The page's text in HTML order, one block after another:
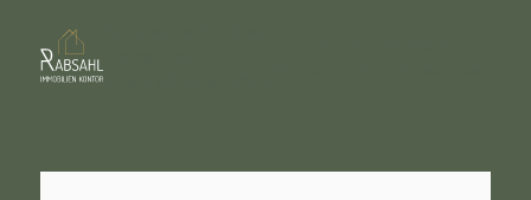
Pferdeimmobilien